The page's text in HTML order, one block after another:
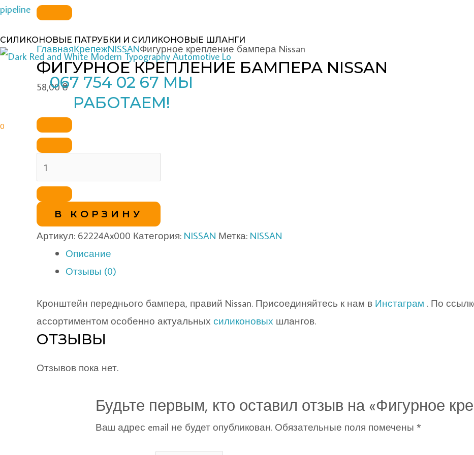
Перейти
содержимому
pipeline
СИЛИКОНОВЫЕ ПАТРУБКИ И СИЛИКОНОВЫЕ ШЛАНГИ
067 754 02 67 МЫ
РАБОТАЕМ!
0
ГлавнаяКрепежNISSANФигурное крепление бампера Nissan
ФИГУРНОЕ КРЕПЛЕНИЕ БАМПЕРА NISSAN
58,00₴
Количество
Фигурное
крепление
бампера
В КОРЗИНУ
Артикул: 62224Ax000 Категория: NISSAN Метка: NISSAN
Описание
Отзывы (0)
Кронштейн переднього бампера, правий Nissan. Присоединяйтесь к нам в Инстаграм . По
ассортиментом особенно актуальных силиконовых шлангов.
ОТЗЫВЫ
Отзывов пока нет.
Будьте первым, кто оставил отзыв на «Фигурное
Ваш адрес email не будет опубликован. Обязательные поля помечены *